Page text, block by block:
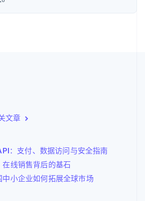
文章
：支付、数据访问与安全指南
在线销售背后的基石
中小企业如何拓展全球市场